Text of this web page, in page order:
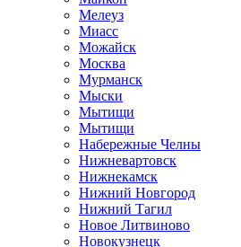
Мелеуз
Миасс
Можайск
Москва
Мурманск
Мыски
Мытищи
Мытищи
Набережные Челны
Нижневартовск
Нижнекамск
Нижний Новгород
Нижний Тагил
Новое Литвиново
Новокузнецк